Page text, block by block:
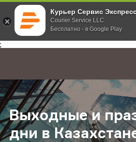
Курьер Сервис
Courier Service LLC
Бесплатно - в Google Play
;
Главная О компании Новости
Выходные и
дни в